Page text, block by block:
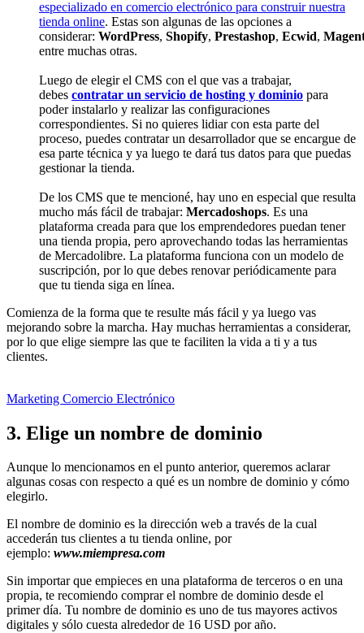
especializado en comercio electrónico para construir nuestra
tienda online. Estas son algunas de las opciones a
considerar: WordPress, Shopify, Prestashop, Ecwid,
entre muchas otras.
Luego de elegir el CMS con el que vas a trabajar,
debes contratar un servicio de hosting y dominio para
poder instalarlo y realizar las configuraciones
correspondientes. Si no quieres lidiar con esta parte del
proceso, puedes contratar un desarrollador que se encargue de
esa parte técnica y ya luego te dará tus datos para que puedas
gestionar la tienda.
De los CMS que te mencioné, hay uno en especial que resulta
mucho más fácil de trabajar: Mercadoshops. Es una
plataforma creada para que los emprendedores puedan tener
una tienda propia, pero aprovechando todas las herramientas
de Mercadolibre. La plataforma funciona con un modelo de
suscripción, por lo que debes renovar periódicamente para
que tu tienda siga en línea.
Comienza de la forma que te resulte más fácil y ya luego vas
mejorando sobre la marcha. Hay muchas herramientas a considerar,
por lo que elige siempre las que te faciliten la vida a ti y a tus
clientes.
Marketing Comercio Electrónico
3. Elige un nombre de dominio
Aunque lo mencionamos en el punto anterior, queremos aclarar
algunas cosas con respecto a qué es un nombre de dominio y cómo
elegirlo.
El nombre de dominio es la dirección web a través de la cual
accederán tus clientes a tu tienda online, por
ejemplo: www.miempresa.com
Sin importar que empieces en una plataforma de terceros o en una
propia, te recomiendo comprar el nombre de dominio desde el
primer día. Tu nombre de dominio es uno de tus mayores activos
digitales y sólo cuesta alrededor de 16 USD por año.